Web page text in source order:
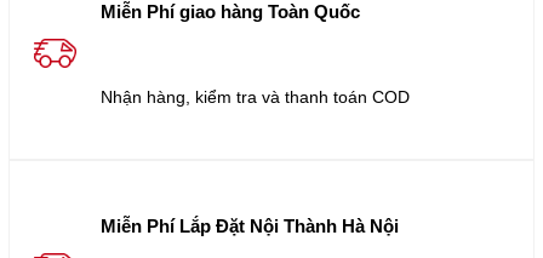
Miễn Phí giao hàng Toàn Quốc
Nhận hàng, kiểm tra và thanh toán COD
Miễn Phí Lắp Đặt Nội Thành Hà Nội